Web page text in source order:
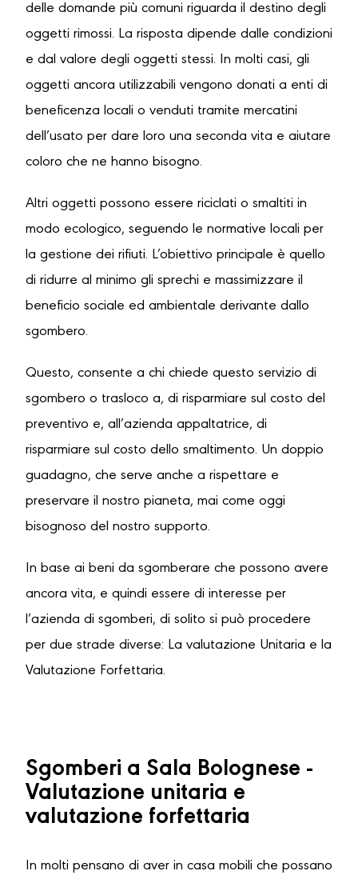
delle domande più comuni riguarda il destino degli
oggetti rimossi. La risposta dipende dalle condizioni
e dal valore degli oggetti stessi. In molti casi, gli
oggetti ancora utilizzabili vengono donati a enti di
beneficenza locali o venduti tramite mercatini
dell’usato per dare loro una seconda vita e aiutare
coloro che ne hanno bisogno.
Altri oggetti possono essere riciclati o smaltiti in
modo ecologico, seguendo le normative locali per
la gestione dei rifiuti. L’obiettivo principale è quello
di ridurre al minimo gli sprechi e massimizzare il
beneficio sociale ed ambientale derivante dallo
sgombero.
Questo, consente a chi chiede questo servizio di
sgombero o trasloco a, di risparmiare sul costo del
preventivo e, all’azienda appaltatrice, di
risparmiare sul costo dello smaltimento. Un doppio
guadagno, che serve anche a rispettare e
preservare il nostro pianeta, mai come oggi
bisognoso del nostro supporto.
In base ai beni da sgomberare che possono avere
ancora vita, e quindi essere di interesse per
l’azienda di sgomberi, di solito si può procedere
per due strade diverse: La valutazione Unitaria e la
Valutazione Forfettaria.
Sgomberi a Sala Bolognese -
Valutazione unitaria e
valutazione forfettaria
In molti pensano di aver in casa mobili che possano